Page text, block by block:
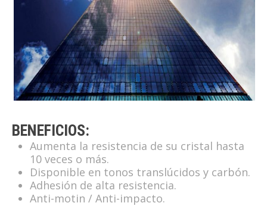
BENEFICIOS:
Aumenta la resistencia de su cristal hasta
10 veces o más.
Disponible en tonos translúcidos y carbón.
Adhesión de alta resistencia.
Anti-motin / Anti-impacto.